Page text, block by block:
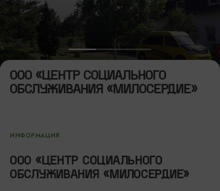
ООО «ЦЕНТР СОЦИАЛЬНОГО
ОБСЛУЖИВАНИЯ «МИЛОСЕРДИЕ»
ИНФОРМАЦИЯ
ООО «ЦЕНТР СОЦИАЛЬНОГО
ОБСЛУЖИВАНИЯ «МИЛОСЕРДИЕ»